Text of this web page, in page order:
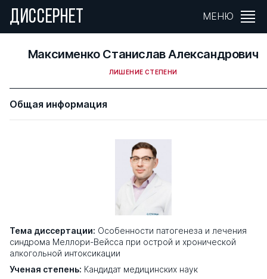
ДИССЕРНЕТ МЕНЮ
Максименко Станислав Александрович
ЛИШЕНИЕ СТЕПЕНИ
Общая информация
Тема диссертации: Особенности патогенеза и лечения
синдрома Меллори-Вейсса при острой и хронической
алкогольной интоксикации
Ученая степень: Кандидат медицинских наук